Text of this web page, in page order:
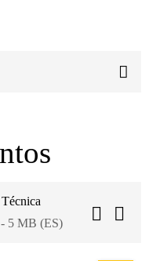
5 MB (ES)